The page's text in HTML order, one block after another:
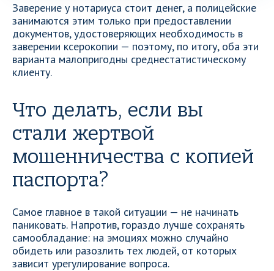
Заверение у нотариуса стоит денег, а полицейские
занимаются этим только при предоставлении
документов, удостоверяющих необходимость в
заверении ксерокопии — поэтому, по итогу, оба эти
варианта малопригодны среднестатистическому
клиенту.
Что делать, если вы
стали жертвой
мошенничества с копией
паспорта?
Самое главное в такой ситуации — не начинать
паниковать. Напротив, гораздо лучше сохранять
самообладание: на эмоциях можно случайно
обидеть или разозлить тех людей, от которых
зависит урегулирование вопроса.